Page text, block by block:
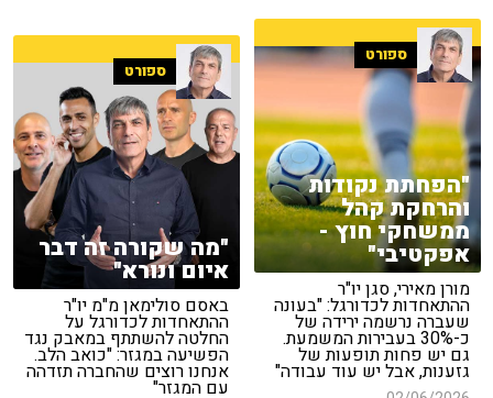
ספורט
"הפחתת נקודות
והרחקת קהל
ממשחקי חוץ -
אפקטיבי"
מורן מאירי, סגן יו"ר
ההתאחדות לכדורגל: "בעונה
שעברה נרשמה ירידה של
כ-30% בעבירות המשמעת.
גם יש פחות תופעות של
גזענות, אבל יש עוד עבודה"
ספורט
"מה שקורה זה דבר
איום ונורא"
באסם סולימאן מ"מ יו"ר
ההתאחדות לכדורגל על
החלטה להשתתף במאבק נגד
הפשיעה במגזר: "כואב הלב.
אנחנו רוצים שהחברה תזדהה
עם המגזר"